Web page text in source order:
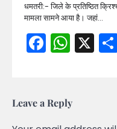
धमतरी:- जिले के प्रतिष्ठित
मामला सामने आया है। जहां…
X
Leave a Reply